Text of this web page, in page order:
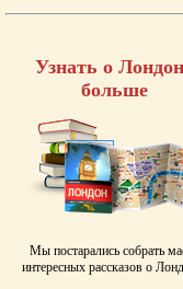
Узнать о
больше
Мы постарались собрать
интересных рассказов о